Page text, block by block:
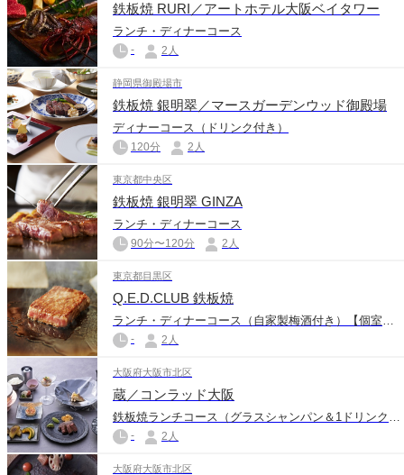
鉄板焼 RURI／アートホテル大阪ベイタワー
ランチ・ディナーコース
- 2人
静岡県御殿場市
鉄板焼 銀明翠／マースガーデンウッド御殿場
ディナーコース（ドリンク付き）
120分 2人
東京都中央区
鉄板焼 銀明翠 GINZA
ランチ・ディナーコース
90分〜120分 2人
東京都目黒区
Q.E.D.CLUB 鉄板焼
ランチ・ディナーコース（自家製梅酒付き）【個室確約】
- 2人
大阪府大阪市北区
蔵／コンラッド大阪
鉄板焼ランチコース（グラスシャンパン＆1ドリンク付き）
- 2人
大阪府大阪市北区